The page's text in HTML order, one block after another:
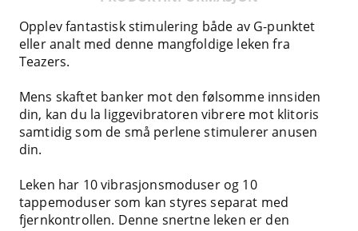
Opplev fantastisk stimulering både av G-punktet
eller analt med denne mangfoldige leken fra
Teazers.
Mens skaftet banker mot den følsomme innsiden
din, kan du la liggevibratoren vibrere mot klitoris
samtidig som de små perlene stimulerer anusen
din.
Leken har 10 vibrasjonsmoduser og 10
tappemoduser som kan styres separat med
fjernkontrollen. Denne snertne leken er den